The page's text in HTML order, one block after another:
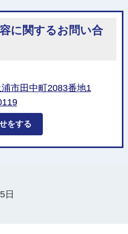
に関するお問い合
市田中町2083番地1
をする
日